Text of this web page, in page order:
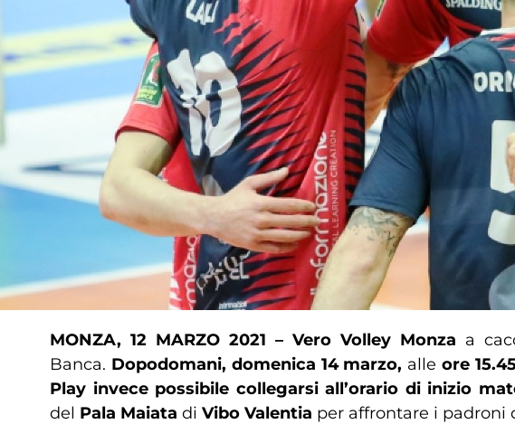
MONZA, 12 MARZO 2021 – Vero Volley Monza a
Banca. Dopodomani, domenica 14 marzo, alle ore
Play invece possibile collegarsi all’orario di inizio
del Pala Maiata di Vibo Valentia per affrontare i padroni